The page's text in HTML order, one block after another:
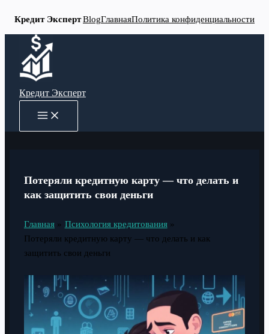
Кредит ЭкспертBlogГлавнаяПолитика конфиденциальности
Перейти
содержимому
Кредит Эксперт
MAIN
MENU
Потеряли кредитную карту — что делать и
как защитить свои деньги
Главная
Психология кредитования
Потеряли кредитную карту — что делать и как
защитить свои деньги